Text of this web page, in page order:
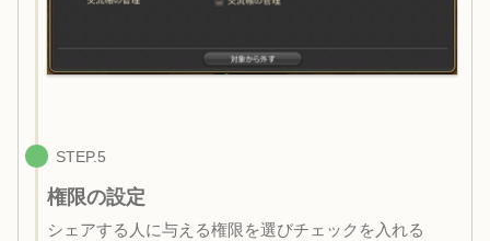
STEP.5
権限の設定
シェアする人に与える権限を選びチェックを入れる